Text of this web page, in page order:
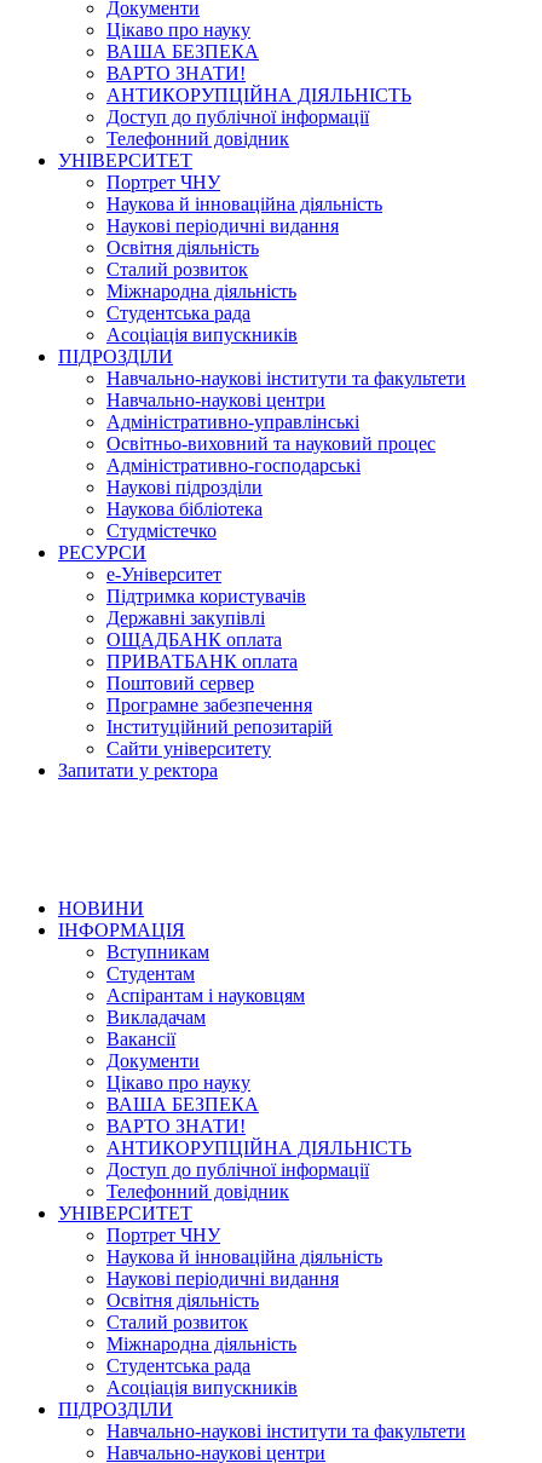
Документи
Цікаво про науку
ВАША БЕЗПЕКА
ВАРТО ЗНАТИ!
АНТИКОРУПЦІЙНА ДІЯЛЬНІСТЬ
Доступ до публічної інформації
Телефонний довідник
УНІВЕРСИТЕТ
Портрет ЧНУ
Наукова й інноваційна діяльність
Наукові періодичні видання
Освітня діяльність
Сталий розвиток
Міжнародна діяльність
Студентська рада
Асоціація випускників
ПІДРОЗДІЛИ
Навчально-наукові інститути та факультети
Навчально-наукові центри
Адміністративно-управлінські
Освітньо-виховний та науковий процес
Адміністративно-господарські
Наукові підрозділи
Наукова бібліотека
Студмістечко
РЕСУРСИ
е-Університет
Підтримка користувачів
Державні закупівлі
ОЩАДБАНК оплата
ПРИВАТБАНК оплата
Поштовий сервер
Програмне забезпечення
Інституційний репозитарій
Сайти університету
Запитати у ректора
НОВИНИ
ІНФОРМАЦІЯ
Вступникам
Студентам
Аспірантам і науковцям
Викладачам
Вакансії
Документи
Цікаво про науку
ВАША БЕЗПЕКА
ВАРТО ЗНАТИ!
АНТИКОРУПЦІЙНА ДІЯЛЬНІСТЬ
Доступ до публічної інформації
Телефонний довідник
УНІВЕРСИТЕТ
Портрет ЧНУ
Наукова й інноваційна діяльність
Наукові періодичні видання
Освітня діяльність
Сталий розвиток
Міжнародна діяльність
Студентська рада
Асоціація випускників
ПІДРОЗДІЛИ
Навчально-наукові інститути та факультети
Навчально-наукові центри